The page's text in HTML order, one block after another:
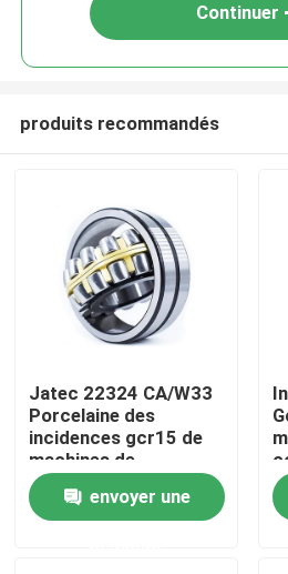
Des produits
Vidéos
Continuer
produits recommandés
Jatec 22324 CA/W33
Porcelaine des
incidences gcr15 de
machines de
construction
envoyer une